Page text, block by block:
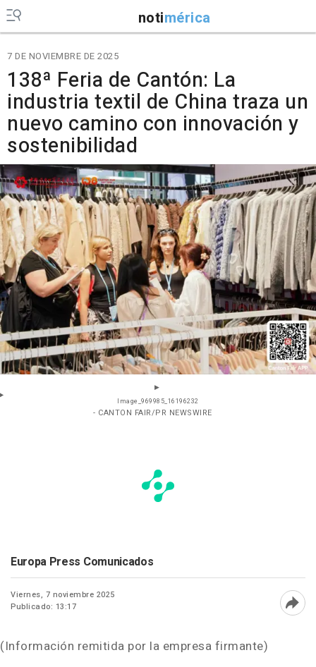
notimérica
7 DE NOVIEMBRE DE 2025
138ª Feria de Cantón: La
industria textil de China traza un
nuevo camino con innovación y
sostenibilidad
Image_969985_16196232
- CANTON FAIR/PR NEWSWIRE
Europa Press Comunicados
Viernes, 7 noviembre 2025
Publicado: 13:17
(Información remitida por la empresa firmante)